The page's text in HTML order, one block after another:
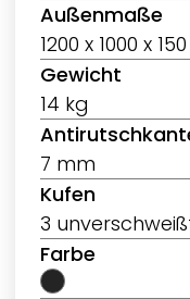
Außenmaße
1200 x 1000 x
Gewicht
14 kg
7 mm
Kufen
3
Farbe